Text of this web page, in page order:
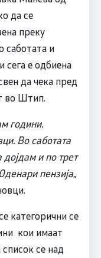
да се
преку
саботата и
сега е одбиена
да чека пред
во Штип.
години.
Во саботата
и по трет
пензија„
категорични се
кои имаат
се над